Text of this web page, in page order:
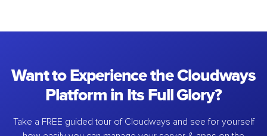
Want to Experience the Cloudways
Platform in Its Full Glory?
Take a FREE guided tour of Cloudways and see for yourself